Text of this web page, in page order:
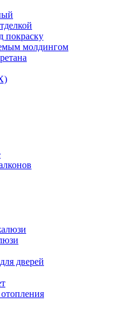
молдингом
дверей